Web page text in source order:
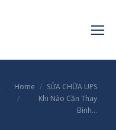
You are here:
Home
SỬA CHỮA UPS
Khi Nào Cần Thay
Bình…